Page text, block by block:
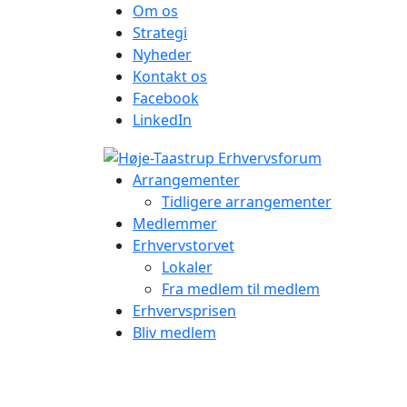
Om os
Strategi
Nyheder
Kontakt os
Facebook
LinkedIn
Arrangementer
Tidligere arrangementer
Medlemmer
Erhvervstorvet
Lokaler
Fra medlem til medlem
Erhvervsprisen
Bliv medlem